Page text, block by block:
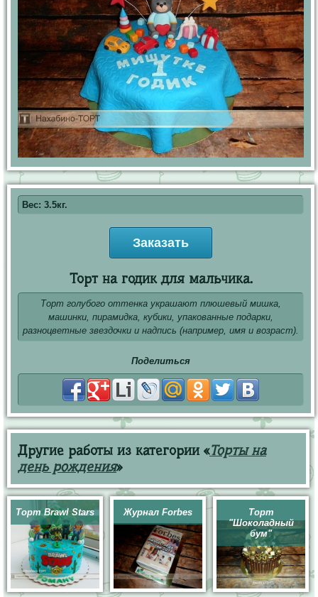
Вес: 3.5кг.
Заказать
Торт на годик для мальчика.
Торт голубого оттенка украшают плюшевый мишка,
машинки, пирамидка, кубики, упакованные подарки,
разноцветные звездочки и надпись (например, имя и возраст).
Поделиться
Другие работы из категории «Торты на
день рождения»
Торт Brawl Stars Журнал Forbes
Торт
"Шоколадный
бум"